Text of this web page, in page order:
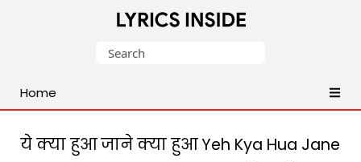
Malayalam,
English,
Search
Home
ये क्या हुआ जाने क्या हुआ Yeh Kya Hua Jane